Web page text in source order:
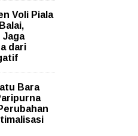
Voli Piala
Jaga
dari
Bara